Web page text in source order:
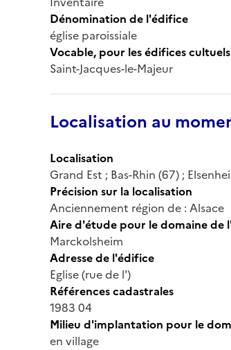
Dénomination de l'édifice
église paroissiale
Vocable, pour les édifices cultuels
Saint-Jacques-le-Majeur
Localisation au
Localisation
Grand Est ; Bas-Rhin (67) ;
Précision sur la localisation
Anciennement région de : Alsace
Aire d'étude pour le domaine de
Marckolsheim
Adresse de l'édifice
Eglise (rue de l')
Références cadastrales
1983 04
Milieu d'implantation pour le
en village